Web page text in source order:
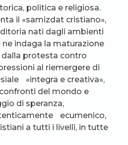
politica e religiosa.
il «samizdat cristiano»,
nati dagli ambienti
ne indaga la maturazione
dalla protesta contro
al riemergere di
«integra e creativa»,
del mondo e
di speranza,
ecumenico,
a tutti i livelli, in tutte